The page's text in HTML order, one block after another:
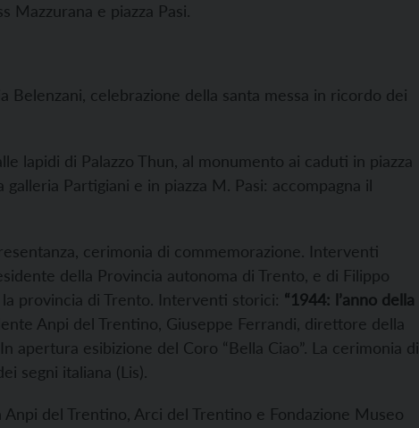
Mazzurana e piazza Pasi.
Belenzani, celebrazione della santa messa in ricordo dei
lapidi di Palazzo Thun, al monumento ai caduti in piazza
galleria Partigiani e in piazza M. Pasi: accompagna il
cerimonia di commemorazione. Interventi
della Provincia autonoma di Trento, e di Filippo
provincia di Trento. Interventi storici: “1944: l’anno della
Anpi del Trentino, Giuseppe Ferrandi, direttore della
apertura esibizione del Coro “Bella Ciao”. La cerimonia di
segni italiana (Lis).
del Trentino, Arci del Trentino e Fondazione Museo